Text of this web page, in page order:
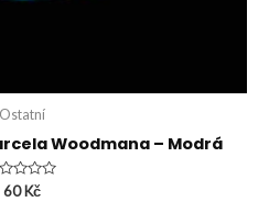
Ostatní
Woodmana – Modrá
60Kč